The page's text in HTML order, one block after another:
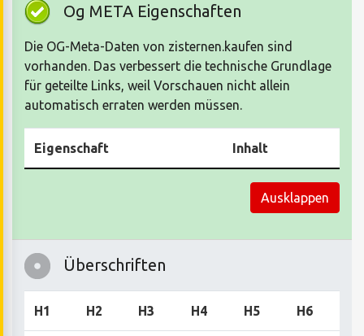
Og META Eigenschaften
Die OG-Meta-Daten von zisternen.kaufen sind
vorhanden. Das verbessert die technische Grundlage
für geteilte Links, weil Vorschauen nicht allein
automatisch erraten werden müssen.
Eigenschaft Inhalt
Ausklappen
Überschriften
H1 H2 H3 H4 H5 H6